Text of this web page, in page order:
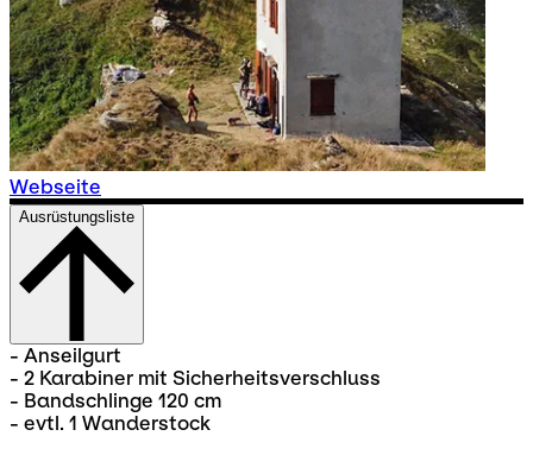
Webseite
Ausrüstungsliste
- Anseilgurt
- 2 Karabiner mit Sicherheitsverschluss
- Bandschlinge 120 cm
- evtl. 1 Wanderstock